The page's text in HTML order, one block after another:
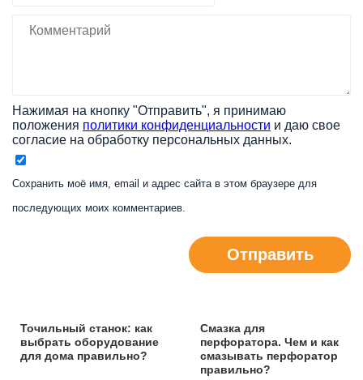
Нажимая на кнопку "Отправить", я принимаю
положения политики конфиденциальности и даю свое
согласие на обработку персональных данных.
Сохранить моё имя, email и адрес сайта в этом браузере для
последующих моих комментариев.
Отправить
Точильный станок: как
выбрать оборудование
для дома правильно?
Смазка для
перфоратора. Чем и как
смазывать перфоратор
правильно?